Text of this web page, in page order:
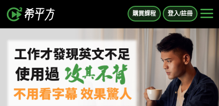
購買課程 登入/註冊